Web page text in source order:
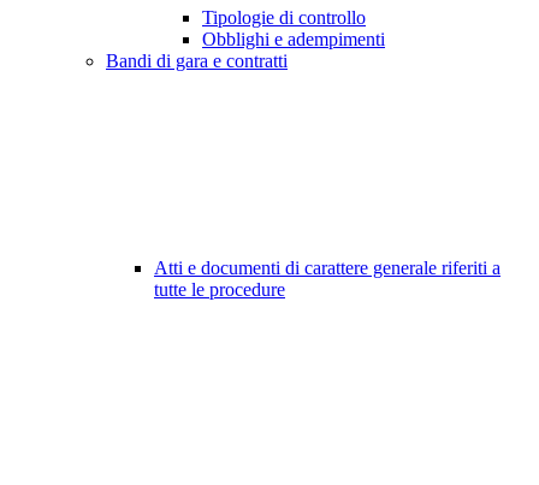
Tipologie di controllo
Obblighi e adempimenti
Bandi di gara e contratti
Atti e documenti di carattere generale riferiti a
tutte le procedure